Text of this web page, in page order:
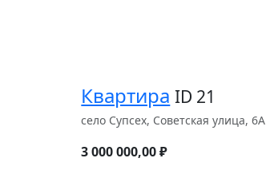
Квартира ID 21
село Супсех, Советская улица, 6А
3 000 000,00 ₽